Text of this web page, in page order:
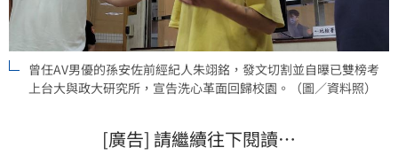
曾任AV男優的孫安佐前經紀人朱翊銘，發文切割並自曝已雙榜考
上台大與政大研究所，宣告洗心革面回歸校園。（圖／資料照）
[廣告] 請繼續往下閱讀…